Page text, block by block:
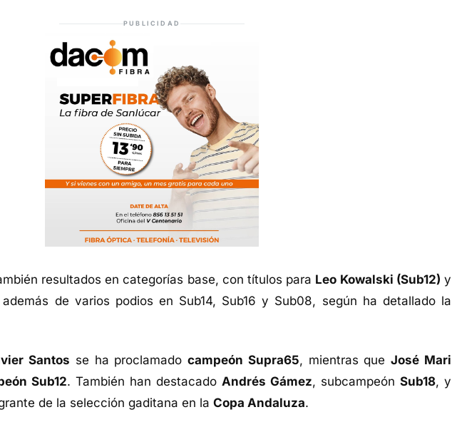
PUBLICIDAD
resultados en categorías base, con títulos para Leo Kowalski (Sub12) y
de varios podios en Sub14, Sub16 y Sub08, según ha detallado la
Santos se ha proclamadocampeón Supra65, mientras queJosé Mari
Sub12. También han destacado Andrés Gámez, subcampeón Sub18, y
de la selección gaditana en la Copa Andaluza.